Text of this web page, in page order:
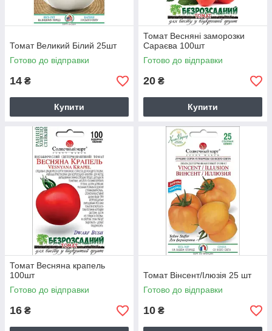
Томат Великий Білий 25шт
Готово до відправки
14 ₴
Купити
Томат Весняні заморозки
Сараєва 100шт
Готово до відправки
20 ₴
Купити
Томат Весняна крапель
100шт
Готово до відправки
16 ₴
Томат Вінсент/Ілюзія 25 шт
Готово до відправки
10 ₴